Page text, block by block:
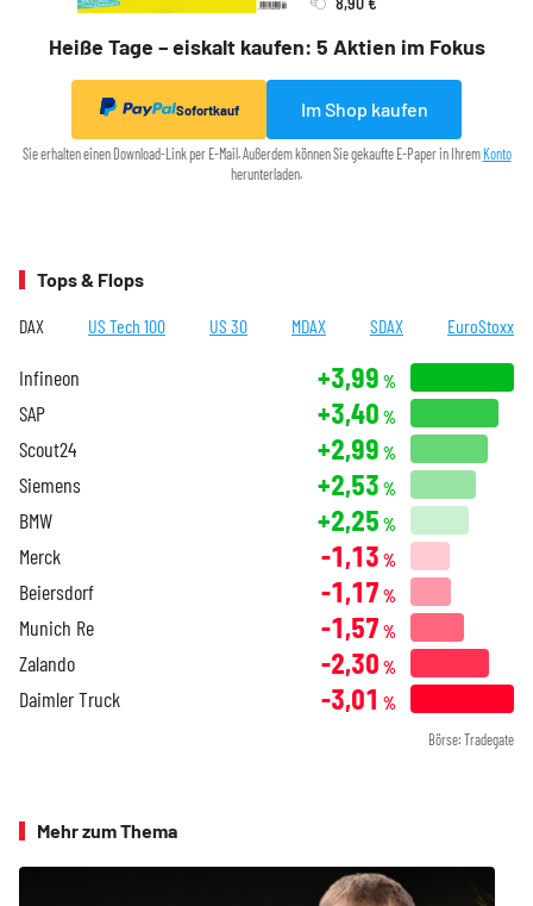
Heiße Tage – eiskalt kaufen: 5 Aktien im Fokus
Sofortkauf Im Shop kaufen
Sie erhalten einen Download-Link per E-Mail. Außerdem können Sie gekaufte E-Paper in Ihrem Konto
herunterladen.
Tops & Flops
DAX US Tech 100 US 30 MDAX SDAX EuroStoxx
Infineon +3,99 %
SAP +3,40 %
Scout24 +2,99 %
Siemens +2,53 %
BMW +2,25 %
Merck -1,13 %
Beiersdorf -1,17 %
Munich Re -1,57 %
Zalando -2,30 %
Daimler Truck -3,01 %
Börse: Tradegate
Mehr zum Thema